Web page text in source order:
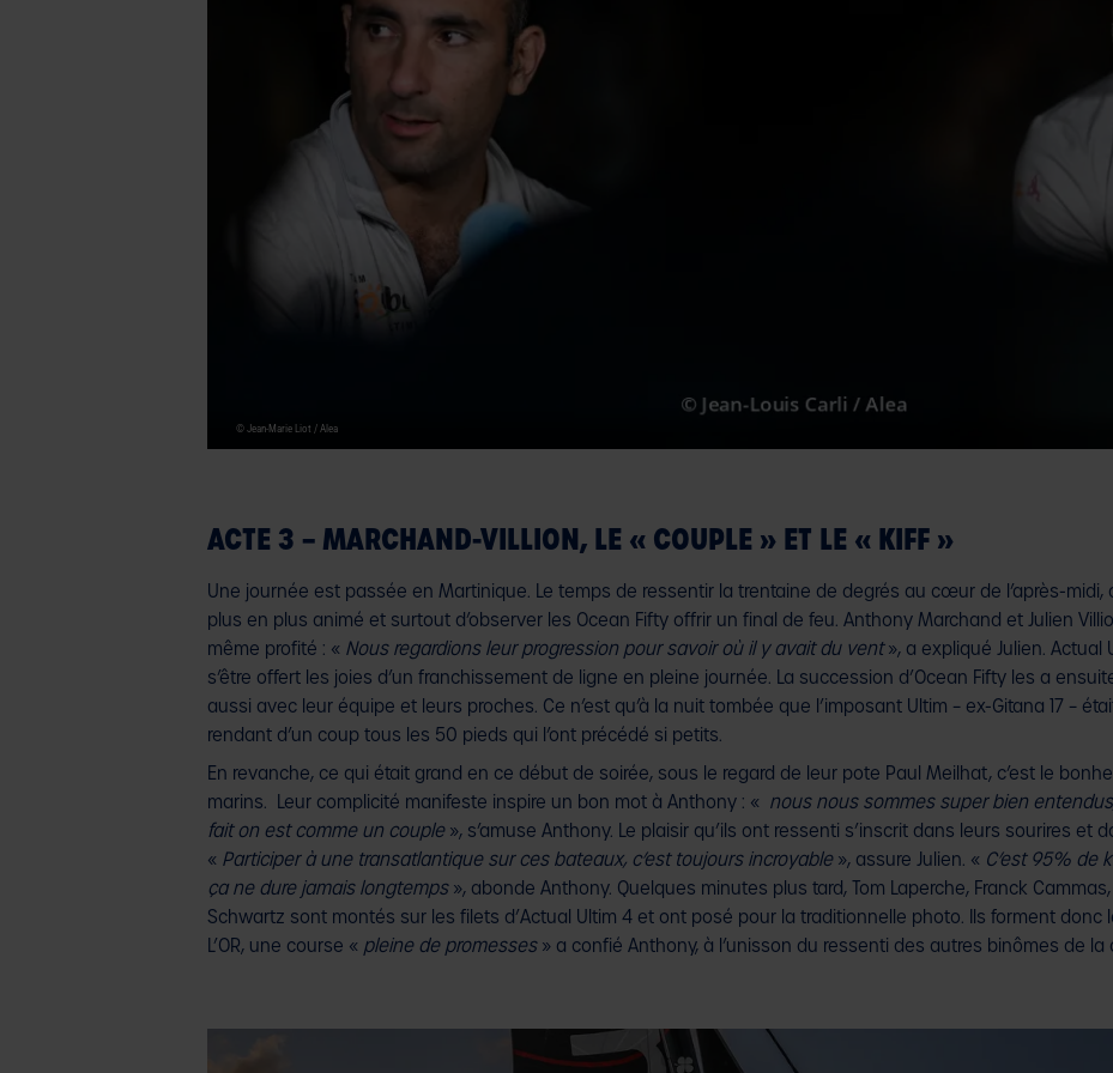
© Jean-Marie Liot / Alea
ACTE 3 – MARCHAND-VILLION, LE « COUPLE » ET LE « KIFF »
Une journée est passée en Martinique. Le temps de ressentir la trentaine de degrés au cœur de l’après-
plus en plus animé et surtout d’observer les Ocean Fifty offrir un final de feu. Anthony Marchand et Julien
même profité : « Nous regardions leur progression pour savoir où il y avait du vent», a expliqué Julien. Actual
s’être offert les joies d’un franchissement de ligne en pleine journée. La succession d’Ocean Fifty les a
aussi avec leur équipe et leurs proches. Ce n’est qu’à la nuit tombée que l’imposant Ultim – ex-Gitana 17 –
rendant d’un coup tous les 50 pieds qui l’ont précédé si petits.
En revanche, ce qui était grand en ce début de soirée, sous le regard de leur pote Paul Meilhat, c’est le
marins. Leur complicité manifeste inspire un bon mot à Anthony : «
nous nous sommes super bien
fait on est comme un couple », s’amuse Anthony. Le plaisir qu’ils ont ressenti s’inscrit dans leurs sourires et
« Participer à une transatlantique sur ces bateaux, c’est toujours incroyable », assure Julien. « C’est 95% de
ça ne dure jamais longtemps », abonde Anthony. Quelques minutes plus tard, Tom Laperche, Franck
Schwartz sont montés sur les filets d’Actual Ultim 4 et ont posé pour la traditionnelle photo. Ils forment donc le
L’OR, une course « pleine de promesses» a confié Anthony, à l’unisson du ressenti des autres binômes de la